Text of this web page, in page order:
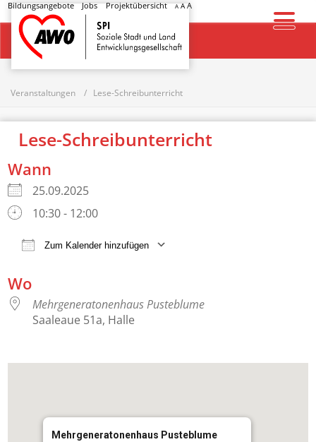
Bildungsangebote Jobs Projektübersicht A AA
Startseite
Veranstaltungen Lese-Schreibunterricht
Lese-Schreibunterricht
Wann
25.09.2025
10:30 - 12:00
Zum Kalender hinzufügen
Wo
Mehrgeneratonenhaus Pusteblume
Saaleaue 51a, Halle
Mehrgeneratonenhaus Pusteblume